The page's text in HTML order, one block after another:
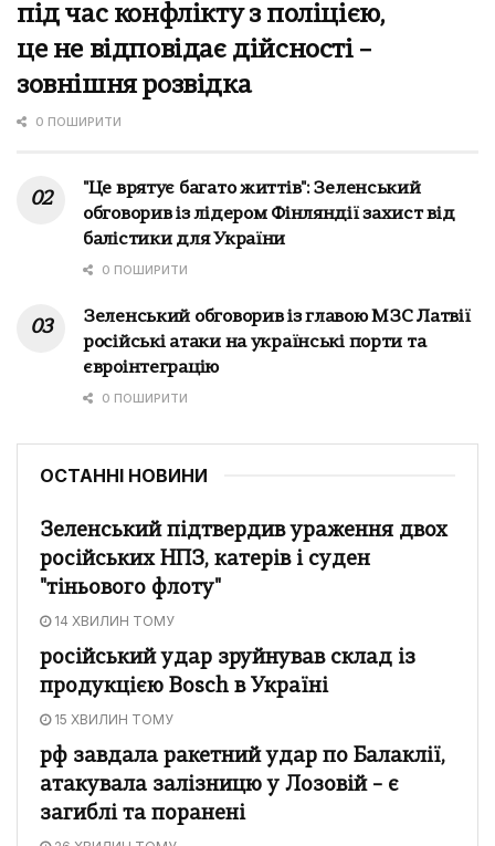
під час конфлікту з поліцією,
це не відповідає дійсності –
зовнішня розвідка
0 ПОШИРИТИ
"Це врятує багато життів": Зеленський
обговорив із лідером Фінляндії захист від
балістики для України
0 ПОШИРИТИ
Зеленський обговорив із главою МЗС Латвії
російські атаки на українські порти та
євроінтеграцію
0 ПОШИРИТИ
ОСТАННІ НОВИНИ
Зеленський підтвердив ураження двох
російських НПЗ, катерів і суден
"тіньового флоту"
14 ХВИЛИН ТОМУ
російський удар зруйнував склад із
продукцією Bosch в Україні
15 ХВИЛИН ТОМУ
рф завдала ракетний удар по Балаклії,
атакувала залізницю у Лозовій – є
загиблі та поранені